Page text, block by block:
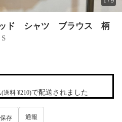
ッド シャツ ブラウス 柄
S
(送料 ¥210)で配送されました
保存 通報